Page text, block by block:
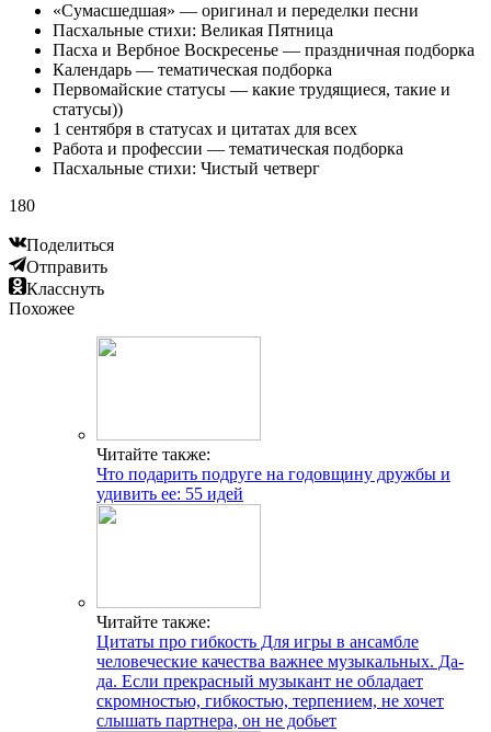
«Сумасшедшая» — оригинал и переделки песни
Пасхальные стихи: Великая Пятница
Пасха и Вербное Воскресенье — праздничная подборка
Календарь — тематическая подборка
Первомайские статусы — какие трудящиеся, такие и
статусы))
1 сентября в статусах и цитатах для всех
Работа и профессии — тематическая подборка
Пасхальные стихи: Чистый четверг
180
Поделиться
Отправить
Класснуть
Похожее
Читайте также:
Что подарить подруге на годовщину дружбы и
удивить ее: 55 идей
Читайте также:
Цитаты про гибкость Для игры в ансамбле
человеческие качества важнее музыкальных. Да-
да. Если прекрасный музыкант не обладает
скромностью, гибкостью, терпением, не хочет
слышать партнера, он не добьет